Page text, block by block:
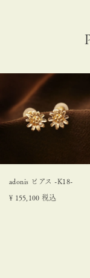
adonis ピアス -K18-
¥ 155,100 税込